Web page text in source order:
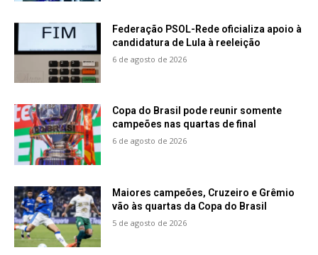
Federação PSOL-Rede oficializa apoio à
candidatura de Lula à reeleição
6 de agosto de 2026
Copa do Brasil pode reunir somente
campeões nas quartas de final
6 de agosto de 2026
Maiores campeões, Cruzeiro e Grêmio
vão às quartas da Copa do Brasil
5 de agosto de 2026